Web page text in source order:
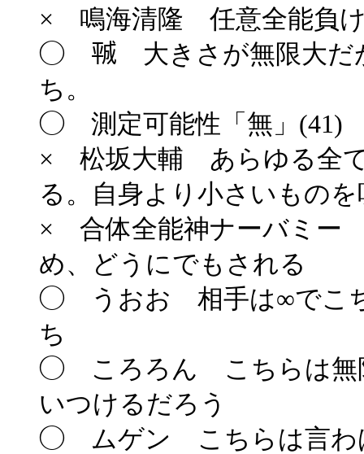
× 鳴海清隆 任意全能負
◯ ㍻ 大きさが無限大だ
ち。
◯ 測定可能性「無」(41)
× 松坂大輔 あらゆる全て
る。自身より小さいもの
× 合体全能神ナーバミー
め、どうにでもされる
◯ うおお 相手は∞でこち
ち
◯ ころろん こちらは無
いつけるだろう
◯ ムゲン こちらは言わ